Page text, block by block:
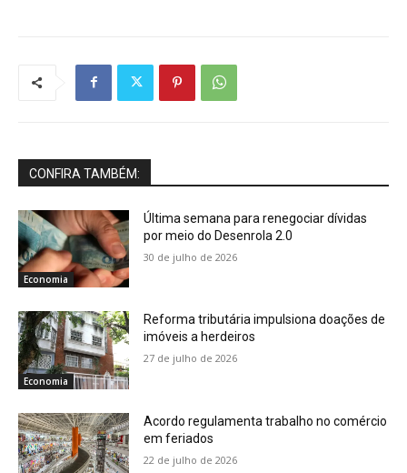
CONFIRA TAMBÉM:
Economia
Última semana para renegociar dívidas
por meio do Desenrola 2.0
30 de julho de 2026
Economia
Reforma tributária impulsiona doações de
imóveis a herdeiros
27 de julho de 2026
Acordo regulamenta trabalho no comércio
em feriados
22 de julho de 2026